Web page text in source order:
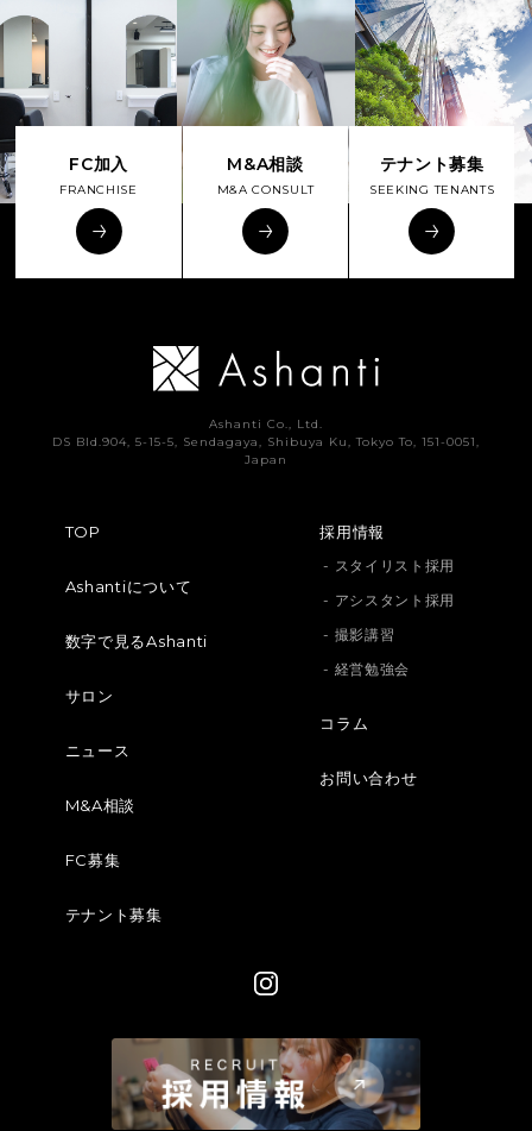
FC加入
FRANCHISE
M&A相談
M&A CONSULT
テナント募集
SEEKING TENANTS
Ashanti Co., Ltd.
DS Bld.904, 5-15-5, Sendagaya, Shibuya Ku, Tokyo To, 151-0051,
Japan
TOP
Ashantiについて
数字で見るAshanti
サロン
ニュース
M&A相談
FC募集
テナント募集
採用情報
- スタイリスト採用
- アシスタント採用
- 撮影講習
- 経営勉強会
コラム
お問い合わせ